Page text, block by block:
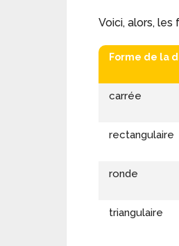
Voici, alors,
Forme de la
carrée
rectangulaire
ronde
triangulaire